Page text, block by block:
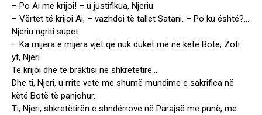
– Po Ai më krijoi! – u justifikua, Njeriu.
– Vërtet të krijoi Ai, – vazhdoi të tallet Satani. – Po ku është?…
Njeriu ngriti supet.
– Ka mijëra e mijëra vjet që nuk duket më në këtë Botë, Zoti
yt, Njeri.
Të krijoi dhe të braktisi në shkretëtirë…
Dhe ti, Njeri, u rrite vetë me shumë mundime e sakrifica në
këtë Botë të panjohur.
Ti, Njeri, shkretëtirën e shndërrove në Parajsë me punë, me